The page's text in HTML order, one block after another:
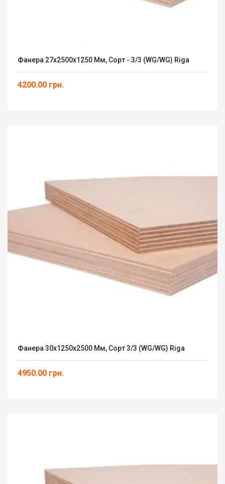
Фанера 27х2500х1250 Мм, Сорт - 3/3 (WG/WG) Riga
4200.00 грн.
Фанера 30х1250х2500 Мм, Сорт 3/3 (WG/WG) Riga
4950.00 грн.